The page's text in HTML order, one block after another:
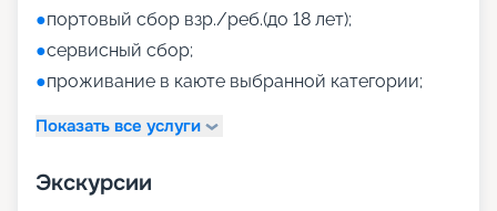
●портовый сбор взр./реб.(до 18 лет);
●сервисный сбор;
●проживание в каюте выбранной категории;
Показать все услуги
Экскурсии